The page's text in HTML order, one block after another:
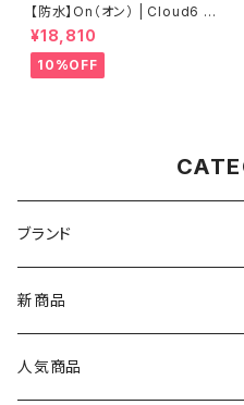
【防水】On（オン） | Cloud6 W
P | Black/Black | Men
¥18,810
10%OFF
ブランド
asics（アシックス）
On（オン）
新商品
人気商品